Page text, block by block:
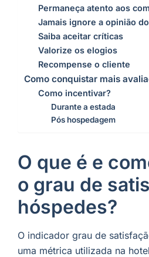
Permaneça atento aos
Jamais ignore a opinião
Saiba aceitar críticas
Valorize os elogios
Recompense o cliente
Como conquistar mais
Como incentivar?
Durante a estada
Pós hospedagem
O que é e
o grau de
hóspedes?
O indicador grau de
uma métrica utilizada na